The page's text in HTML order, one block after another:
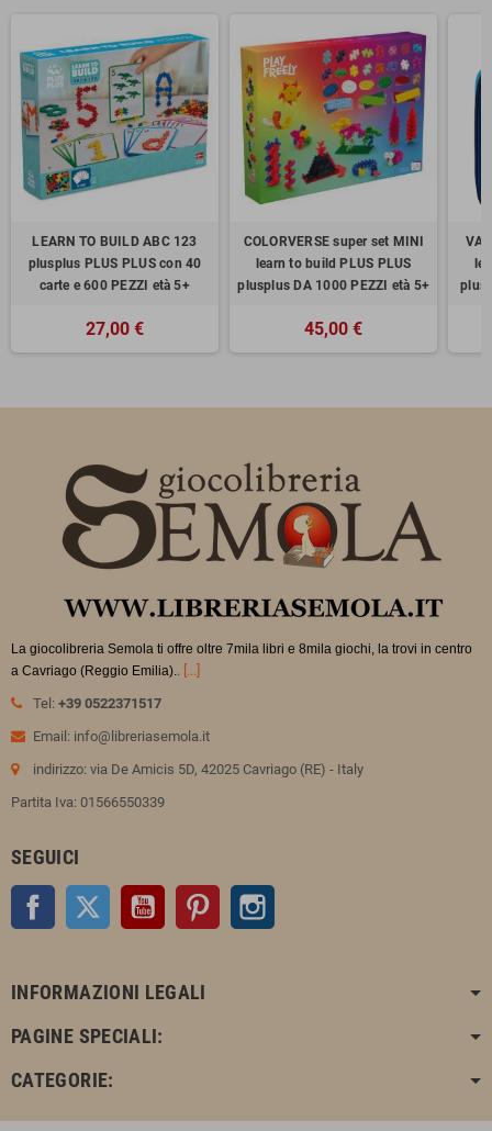
LEARN TO BUILD ABC 123
plusplus PLUS PLUS con 40
carte e 600 PEZZI età 5+
27,00 €
COLORVERSE super set MINI
learn to build PLUS PLUS
plusplus DA 1000 PEZZI età 5+
45,00 €
La giocolibreria Semola ti offre oltre 7mila libri e 8mila giochi, la trovi in centro
a Cavriago (Reggio Emilia).. [...]
Tel: +39 0522371517
Email: info@libreriasemola.it
indirizzo: via De Amicis 5D, 42025 Cavriago (RE) - Italy
Partita Iva: 01566550339
SEGUICI
Facebook Twitter YouTube Pinterest
INFORMAZIONI LEGALI
PAGINE SPECIALI:
CATEGORIE: